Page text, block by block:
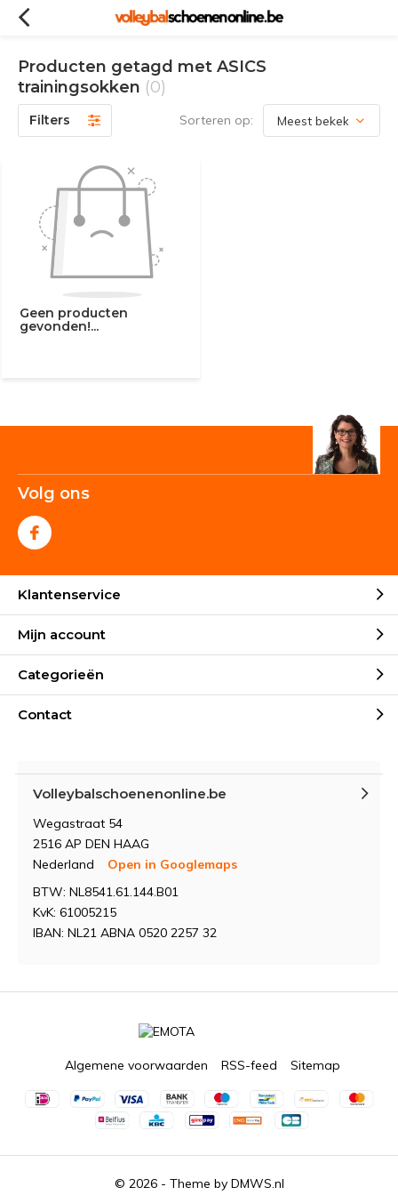
Producten getagd met ASICS
trainingsokken (0)
Filters Sorteren op:
Geen producten
gevonden!...
Volg ons
Klantenservice
Mijn account
Categorieën
Contact
Volleybalschoenenonline.be
Wegastraat 54
2516 AP DEN HAAG
Nederland
Open in Googlemaps
BTW: NL8541.61.144.B01
KvK: 61005215
IBAN: NL21 ABNA 0520 2257 32
© 2026 - Theme by DMWS.nl
Algemene voorwaarden RSS-feed Sitemap